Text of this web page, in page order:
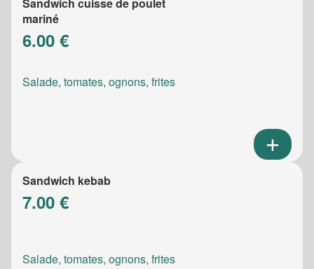
Sandwich cuisse de poulet
mariné
6.00 €
Salade, tomates, ognons, frites
Sandwich kebab
7.00 €
Salade, tomates, ognons, frites